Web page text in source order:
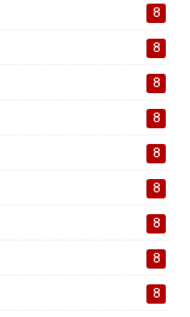
8
8
8
8
8
8
8
8
8